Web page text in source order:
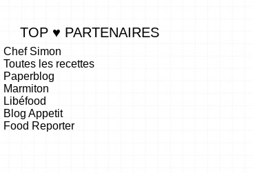
TOP ♥ PARTENAIRES
Chef Simon
Toutes les recettes
Paperblog
Marmiton
Libéfood
Blog Appetit
Food Reporter